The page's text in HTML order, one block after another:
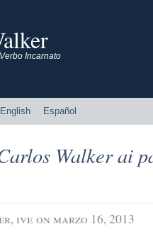
Incarnato
English Español
Walker ai
ive on marzo 16, 2013